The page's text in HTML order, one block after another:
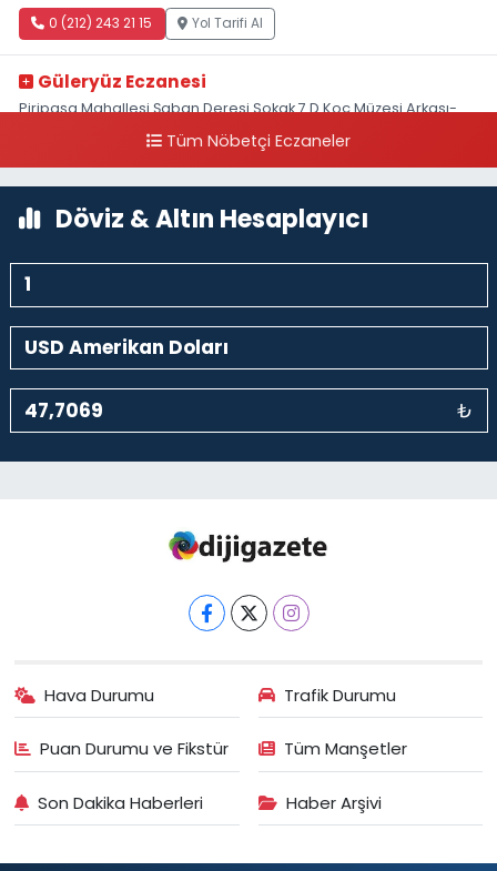
0 (212) 243 21 15 Yol Tarifi Al
Güleryüz Eczanesi
Piripaşa Mahallesi Şaban Deresi Sokak 7 D Koç Müzesi Arkası-
Tüm Nöbetçi Eczaneler
Döviz & Altın Hesaplayıcı
₺
Hava Durumu Trafik Durumu
Puan Durumu ve Fikstür Tüm Manşetler
Son Dakika Haberleri Haber Arşivi